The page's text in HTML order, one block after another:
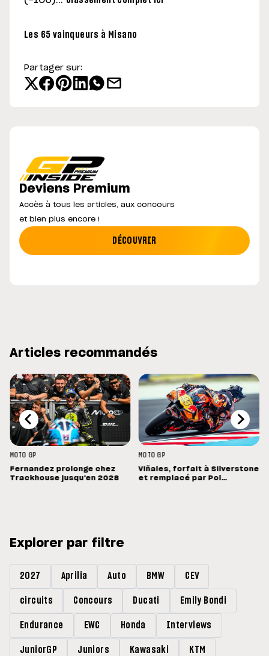
Les 65 vainqueurs à Misano
Partager sur:
Deviens Premium
Accès à tous les articles, aux concours
et bien plus encore !
DÉCOUVRIR
Articles recommandés
MOTO GP
Fernandez prolonge chez
Trackhouse jusqu'en 2028
MOTO GP
Viñales, forfait à Silverstone
et remplacé par Pol
Explorer par filtre
2027 Aprilia Auto BMW CEV
circuits Concours Ducati Emily Bondi
Endurance EWC Honda Interviews
JuniorGP Juniors Kawasaki KTM